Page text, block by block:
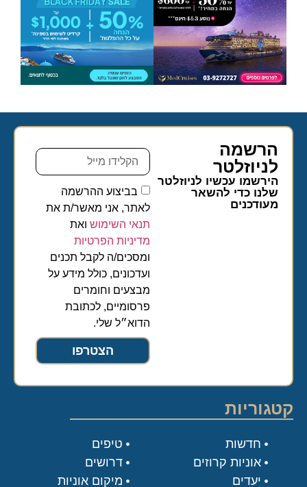
הרשמה
לניוזלטר​
הירשמו עכשיו לניוזלטר
שלנו כדי להשאר
מעודכנים
בביצוע ההרשמה
לאתר, אני מאשר/ת את
תנאי השימושואת
מדיניות הפרטיות
ומסכים/ה לקבל תכנים
ועדכונים, כולל מידע על
מבצעים וחומרים
פרסומיים, לכתובת
הדוא״ל שלי.
הצטרפו
קטגוריות
טיפים
דרושים
מיקום אוניות
חדשות
אוניות קרוזים
יעדים